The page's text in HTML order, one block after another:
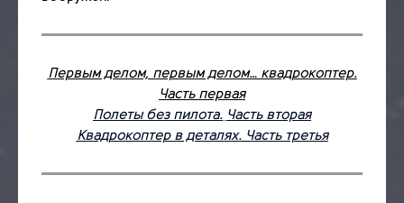
Первым делом, первым делом… квадрокоптер.
Часть первая
Полеты без пилота. Часть вторая
Квадрокоптер в деталях. Часть третья